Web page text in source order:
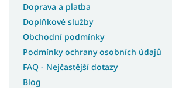
Matrace 90x185
Matrace 90x90
Matrace 95x200
Doprava a platba
Doplňkové služby
Obchodní podmínky
Podmínky ochrany osobních údajů
FAQ - Nejčastější dotazy
Blog